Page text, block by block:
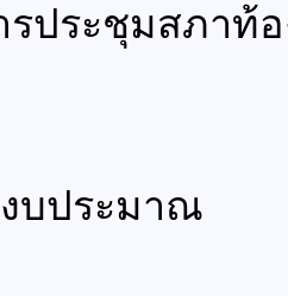
รประชุมสภาท้
บประมาณ